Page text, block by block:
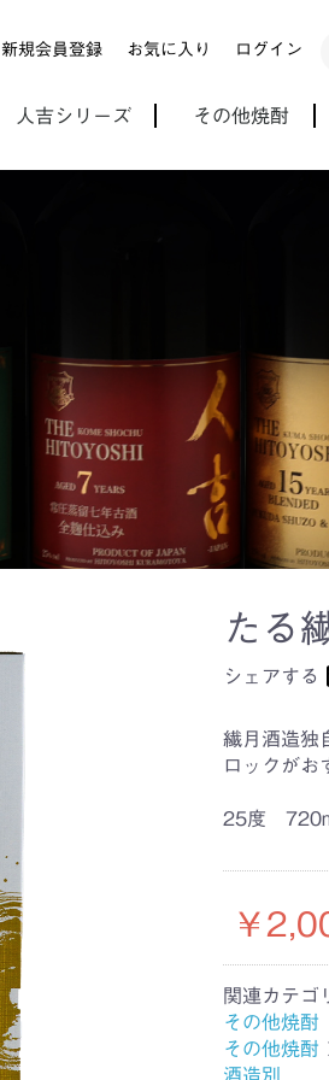
新規会員登録 お気に入り ログイン
人吉シリーズ
単品
ギフトセット
人吉オリジナル
その他焼酎
田中蔵
球磨焼酎
麦焼酎
人吉球磨地方の
芋焼酎
黒糖焼酎
その他のお酒（
お湯わりにどう
ミニボトル焼酎
期間限定の厳選
たる
シェアする
繊月酒造独
ロックがお
25度
￥
関連カテゴ
その他焼酎
その他焼酎
酒造別